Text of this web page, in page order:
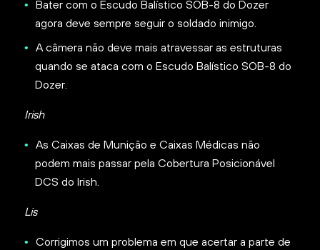
Bater com o Escudo Balístico SOB-8 do Dozer
agora deve sempre seguir o soldado inimigo.
A câmera não deve mais atravessar as estruturas
quando se ataca com o Escudo Balístico SOB-8 do
Dozer.
Irish
As Caixas de Munição e Caixas Médicas não
podem mais passar pela Cobertura Posicionável
DCS do Irish.
Lis
Corrigimos um problema em que acertar a parte de